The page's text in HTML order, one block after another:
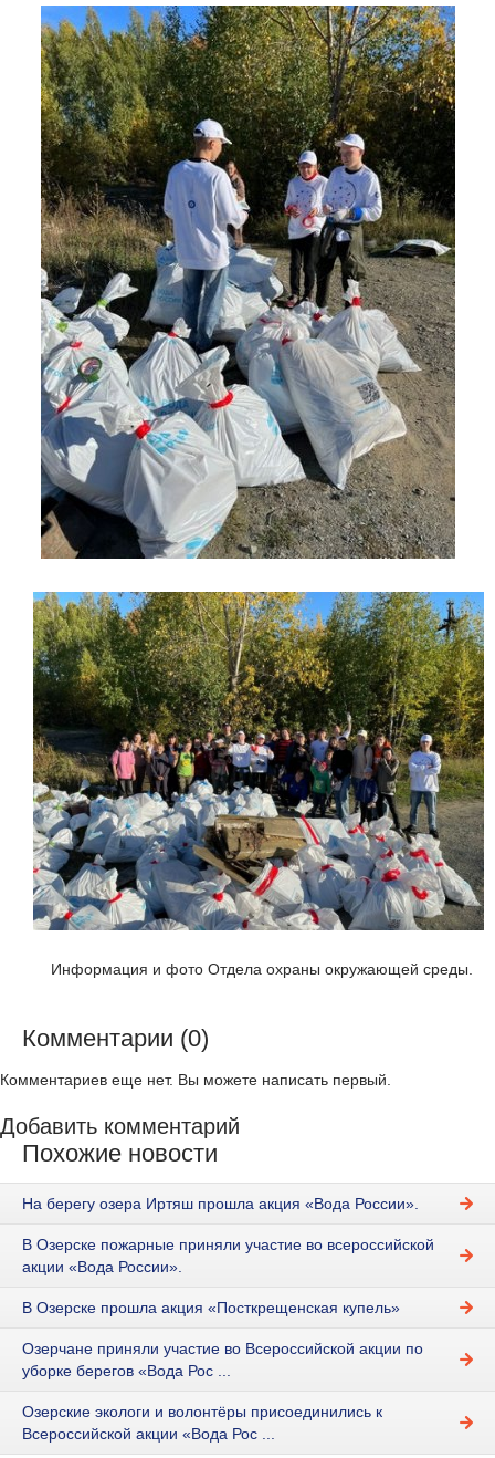
Информация и фото Отдела охраны окружающей среды.
Комментарии (0)
Комментариев еще нет. Вы можете написать первый.
Добавить комментарий
Похожие новости
На берегу озера Иртяш прошла акция «Вода России».
В Озерске пожарные приняли участие во всероссийской
акции «Вода России».
В Озерске прошла акция «Посткрещенская купель»
Озерчане приняли участие во Всероссийской акции по
уборке берегов «Вода Рос ...
Озерские экологи и волонтёры присоединились к
Всероссийской акции «Вода Рос ...